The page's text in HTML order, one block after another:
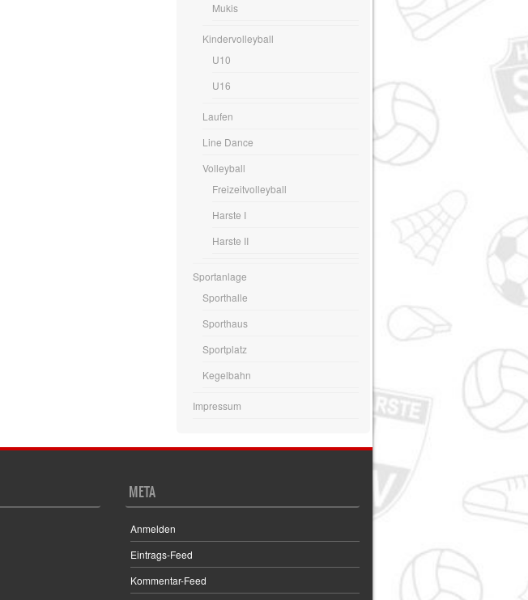
Mukis
Kindervolleyball
U10
U16
Laufen
Line Dance
Volleyball
Freizeitvolleyball
Harste I
Harste II
Sportanlage
Sporthalle
Sporthaus
Sportplatz
Kegelbahn
Impressum
META
Anmelden
Eintrags-Feed
Kommentar-Feed